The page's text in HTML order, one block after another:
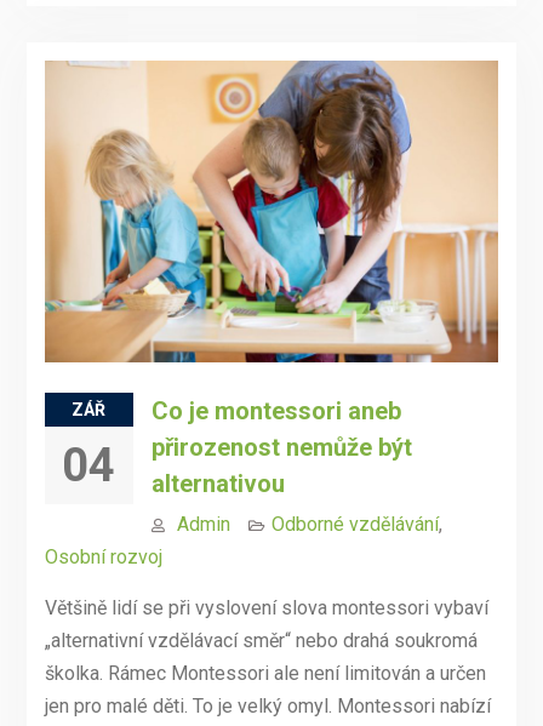
ZÁŘ
04
Co je montessori aneb
přirozenost nemůže být
alternativou
Admin Odborné vzdělávání,
Osobní rozvoj
Většině lidí se při vyslovení slova montessori vybaví
„alternativní vzdělávací směr“ nebo drahá soukromá
školka. Rámec Montessori ale není limitován a určen
jen pro malé děti. To je velký omyl. Montessori nabízí